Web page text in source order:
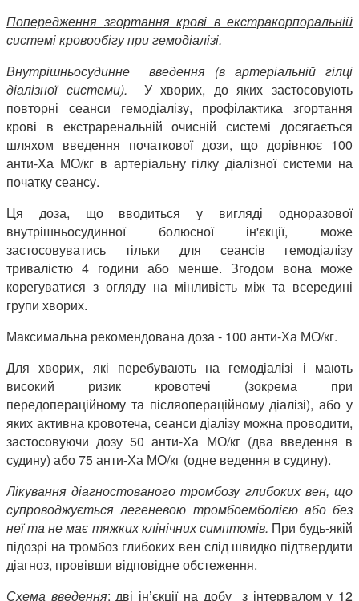
Попередження згортання крові в екстракорпоральній
системі кровообігу при гемодіалізі.
Внутрішньосудинне введення (в артеріальній гілці
діалізної системи).
У хворих, до яких застосовують
повторні сеанси гемодіалізу, профілактика згортання
крові в екстраренальній очисній системі досягається
шляхом введення початкової дози, що дорівнює 100
анти-Ха МО/кг в артеріальну гілку діалізної системи на
початку сеансу.
Ця доза, що вводиться у вигляді одноразової
внутрішньосудинної болюсної ін'єкції, може
застосовуватись тільки для сеансів гемодіалізу
тривалістю 4 години або менше. Згодом вона може
корегуватися з огляду на мінливість між та всередині
групи хворих.
Максимальна рекомендована доза - 100 анти-Ха МО/кг.
Для хворих, які перебувають на гемодіалізі і мають
високий ризик кровотечі (зокрема при
передопераційному та післяопераційному діалізі), або у
яких активна кровотеча, сеанси діалізу можна проводити,
застосовуючи дозу 50 анти-Ха МО/кг (два введення в
судину) або 75 анти-Ха МО/кг (одне ведення в судину).
Лікування діагностованого тромбозу глибоких вен, що
супроводжується легеневою тромбоемболією або без
неї та не має тяжких клінічних симптомів. При будь-якій
підозрі на тромбоз глибоких вен слід швидко підтвердити
діагноз, провівши відповідне обстеження.
Схема введення: дві ін’єкції на добу з інтервалом у 12